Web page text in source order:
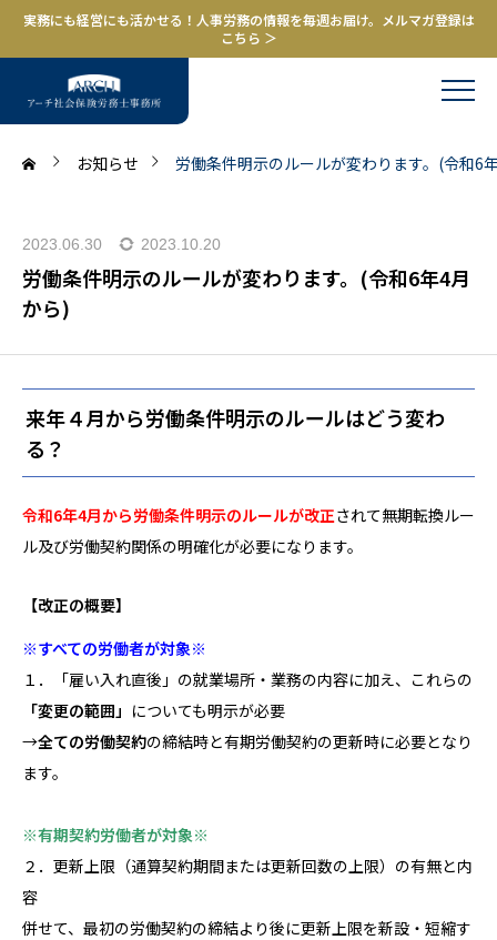
実務にも経営にも活かせる！人事労務の情報を毎週お届け。メルマガ登録は
こちら ＞
お知らせ 労働条件明示のルールが変わります。(令和6
2023.06.30 2023.10.20
労働条件明示のルールが変わります。(令和6年4月
から)
来年４月から労働条件明示のルールはどう変わ
る？
令和6年4月から労働条件明示のルールが改正されて無期転換ルー
ル及び労働契約関係の明確化が必要になります。
【改正の概要】
※すべての労働者が対象※
１．「雇い入れ直後」の就業場所・業務の内容に加え、これらの
「変更の範囲」 についても明示が必要
→全ての労働契約の締結時と有期労働契約の更新時に必要となり
ます。
※有期契約労働者が対象※
２．更新上限（通算契約期間または更新回数の上限）の有無と内
容
併せて、最初の労働契約の締結より後に更新上限を新設・短縮す